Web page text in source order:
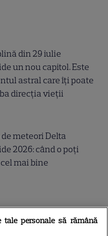
din 29 iulie
un nou capitol. Este
astral care îți poate
direcția vieții
meteori Delta
2026: când o poți
mai bine
scorțișoara Ceylon și
personale să rămână